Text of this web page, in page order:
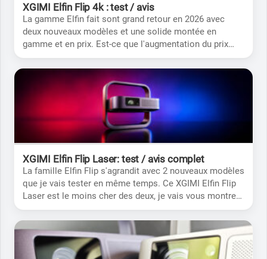
XGIMI Elfin Flip 4k : test / avis
La gamme Elfin fait sont grand retour en 2026 avec
deux nouveaux modèles et une solide montée en
gamme et en prix. Est-ce que l'augmentation du prix
justifie l'achat de cette version 4k? C'est ce que je vous
propose de découvrir.
XGIMI Elfin Flip Laser: test / avis complet
La famille Elfin Flip s'agrandit avec 2 nouveaux modèles
que je vais tester en même temps. Ce XGIMI Elfin Flip
Laser est le moins cher des deux, je vais vous montrer
ce qu'il a dans le ventre pour vous aider à faire le bon
choix.